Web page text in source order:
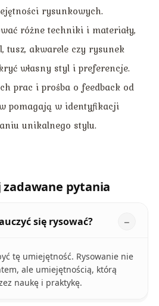
rysunkowych.
różne techniki i materiały,
tusz, akwarele czy rysunek
własny styl i preferencje.
prac i prośba o feedback od
pomagają w identyfikacji
unikalnego stylu.
zadawane pytania
się rysować?
tę umiejętność. Rysowanie nie
ale umiejętnością, którą
naukę i praktykę.